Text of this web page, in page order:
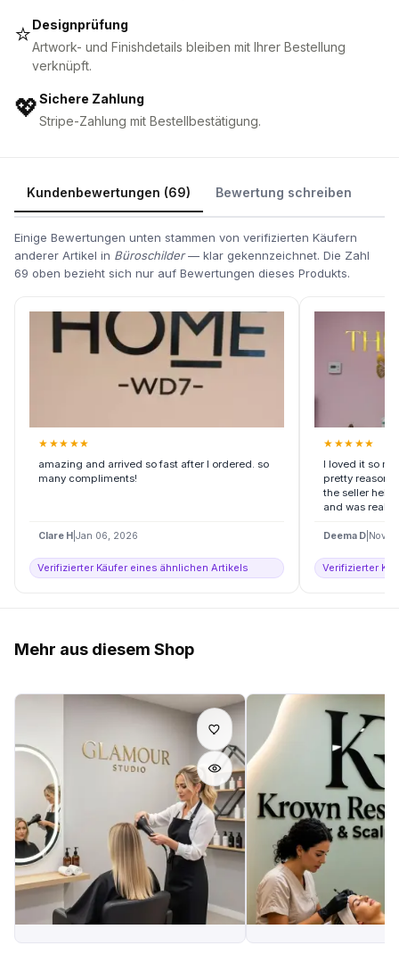
⭐Designprüfung
Artwork- und Finishdetails bleiben mit Ihrer Bestellung
verknüpft.
💖Sichere Zahlung
Stripe-Zahlung mit Bestellbestätigung.
Kundenbewertungen (69) Bewertung schreiben
Einige Bewertungen unten stammen von verifizierten Käufern
anderer Artikel in Büroschilder— klar gekennzeichnet. Die Zahl
69 oben bezieht sich nur auf Bewertungen dieses Produkts.
★ ★★ ★★
amazing and arrived so fast after I ordered. so
many compliments!
Clare H Jan 06, 2026
Verifizierter Käufer eines ähnlichen Artikels
★ ★★ ★★
I loved it so
pretty
the seller
and was really
Deema D Nov
Verifizierter
Mehr aus diesem Shop